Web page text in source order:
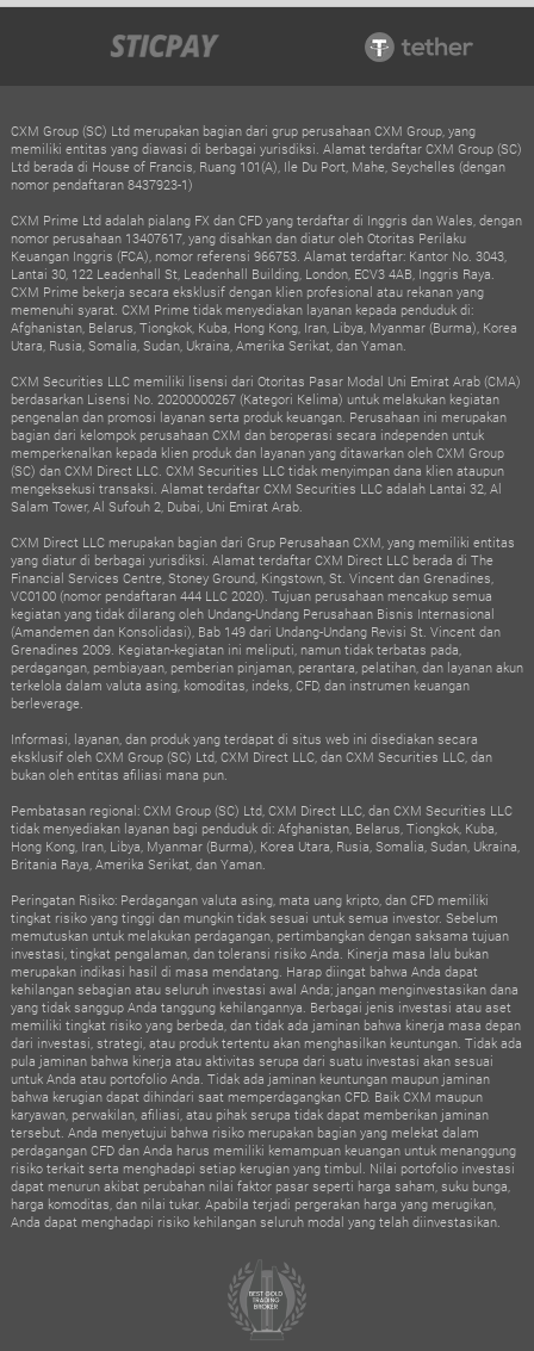
CXM Group (SC) Ltd merupakan bagian dari grup perusahaan CXM Group, yang
memiliki entitas yang diawasi di berbagai yurisdiksi. Alamat terdaftar CXM Group (SC)
Ltd berada di House of Francis, Ruang 101(A), Ile Du Port, Mahe, Seychelles (dengan
nomor pendaftaran 8437923-1)
CXM Prime Ltd adalah pialang FX dan CFD yang terdaftar di Inggris dan Wales, dengan
nomor perusahaan 13407617, yang disahkan dan diatur oleh Otoritas Perilaku
Keuangan Inggris (FCA), nomor referensi 966753. Alamat terdaftar: Kantor No. 3043,
Lantai 30, 122 Leadenhall St, Leadenhall Building, London, ECV3 4AB, Inggris Raya.
CXM Prime bekerja secara eksklusif dengan klien profesional atau rekanan yang
memenuhi syarat. CXM Prime tidak menyediakan layanan kepada penduduk di:
Afghanistan, Belarus, Tiongkok, Kuba, Hong Kong, Iran, Libya, Myanmar (Burma), Korea
Utara, Rusia, Somalia, Sudan, Ukraina, Amerika Serikat, dan Yaman.
CXM Securities LLC memiliki lisensi dari Otoritas Pasar Modal Uni Emirat Arab (CMA)
berdasarkan Lisensi No. 20200000267 (Kategori Kelima) untuk melakukan kegiatan
pengenalan dan promosi layanan serta produk keuangan. Perusahaan ini merupakan
bagian dari kelompok perusahaan CXM dan beroperasi secara independen untuk
memperkenalkan kepada klien produk dan layanan yang ditawarkan oleh CXM Group
(SC) dan CXM Direct LLC. CXM Securities LLC tidak menyimpan dana klien ataupun
mengeksekusi transaksi. Alamat terdaftar CXM Securities LLC adalah Lantai 32, Al
Salam Tower, Al Sufouh 2, Dubai, Uni Emirat Arab.
CXM Direct LLC merupakan bagian dari Grup Perusahaan CXM, yang memiliki entitas
yang diatur di berbagai yurisdiksi. Alamat terdaftar CXM Direct LLC berada di The
Financial Services Centre, Stoney Ground, Kingstown, St. Vincent dan Grenadines,
VC0100 (nomor pendaftaran 444 LLC 2020). Tujuan perusahaan mencakup semua
kegiatan yang tidak dilarang oleh Undang-Undang Perusahaan Bisnis Internasional
(Amandemen dan Konsolidasi), Bab 149 dari Undang-Undang Revisi St. Vincent dan
Grenadines 2009. Kegiatan-kegiatan ini meliputi, namun tidak terbatas pada,
perdagangan, pembiayaan, pemberian pinjaman, perantara, pelatihan, dan layanan akun
terkelola dalam valuta asing, komoditas, indeks, CFD, dan instrumen keuangan
berleverage.
Informasi, layanan, dan produk yang terdapat di situs web ini disediakan secara
eksklusif oleh CXM Group (SC) Ltd, CXM Direct LLC, dan CXM Securities LLC, dan
bukan oleh entitas afiliasi mana pun.
Pembatasan regional: CXM Group (SC) Ltd, CXM Direct LLC, dan CXM Securities LLC
tidak menyediakan layanan bagi penduduk di: Afghanistan, Belarus, Tiongkok, Kuba,
Hong Kong, Iran, Libya, Myanmar (Burma), Korea Utara, Rusia, Somalia, Sudan, Ukraina,
Britania Raya, Amerika Serikat, dan Yaman.
Peringatan Risiko: Perdagangan valuta asing, mata uang kripto, dan CFD memiliki
tingkat risiko yang tinggi dan mungkin tidak sesuai untuk semua investor. Sebelum
memutuskan untuk melakukan perdagangan, pertimbangkan dengan saksama tujuan
investasi, tingkat pengalaman, dan toleransi risiko Anda. Kinerja masa lalu bukan
merupakan indikasi hasil di masa mendatang. Harap diingat bahwa Anda dapat
kehilangan sebagian atau seluruh investasi awal Anda; jangan menginvestasikan dana
yang tidak sanggup Anda tanggung kehilangannya. Berbagai jenis investasi atau aset
memiliki tingkat risiko yang berbeda, dan tidak ada jaminan bahwa kinerja masa depan
dari investasi, strategi, atau produk tertentu akan menghasilkan keuntungan. Tidak ada
pula jaminan bahwa kinerja atau aktivitas serupa dari suatu investasi akan sesuai
untuk Anda atau portofolio Anda. Tidak ada jaminan keuntungan maupun jaminan
bahwa kerugian dapat dihindari saat memperdagangkan CFD. Baik CXM maupun
karyawan, perwakilan, afiliasi, atau pihak serupa tidak dapat memberikan jaminan
tersebut. Anda menyetujui bahwa risiko merupakan bagian yang melekat dalam
perdagangan CFD dan Anda harus memiliki kemampuan keuangan untuk menanggung
risiko terkait serta menghadapi setiap kerugian yang timbul. Nilai portofolio investasi
dapat menurun akibat perubahan nilai faktor pasar seperti harga saham, suku bunga,
harga komoditas, dan nilai tukar. Apabila terjadi pergerakan harga yang merugikan,
Anda dapat menghadapi risiko kehilangan seluruh modal yang telah diinvestasikan.